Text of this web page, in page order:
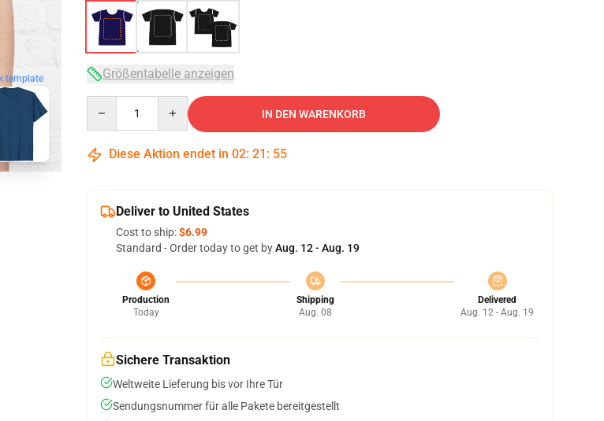
template Größentabelle anzeigen
IN DEN WARENKORB
Diese Aktion endet in 02: 21 : 54
Deliver to United States
Cost to ship:$6.99
Standard - Order today to get byAug. 12 - Aug. 19
Production
Today
Shipping
Aug. 08
Delivered
Aug. 12 - Aug. 19
Sichere Transaktion
Weltweite Lieferung bis vor Ihre Tür
Sendungsnummer für alle Pakete bereitgestellt